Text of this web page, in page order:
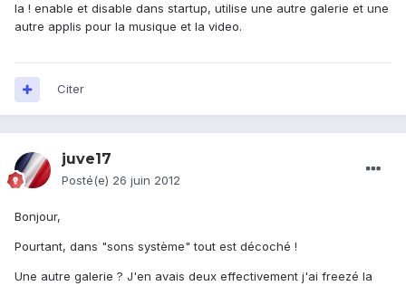
la ! enable et disable dans startup, utilise une autre galerie et une
autre applis pour la musique et la video.
Citer
juve17
Posté(e) 26 juin 2012
Bonjour,
Pourtant, dans "sons système" tout est décoché !
Une autre galerie ? J'en avais deux effectivement j'ai freezé la